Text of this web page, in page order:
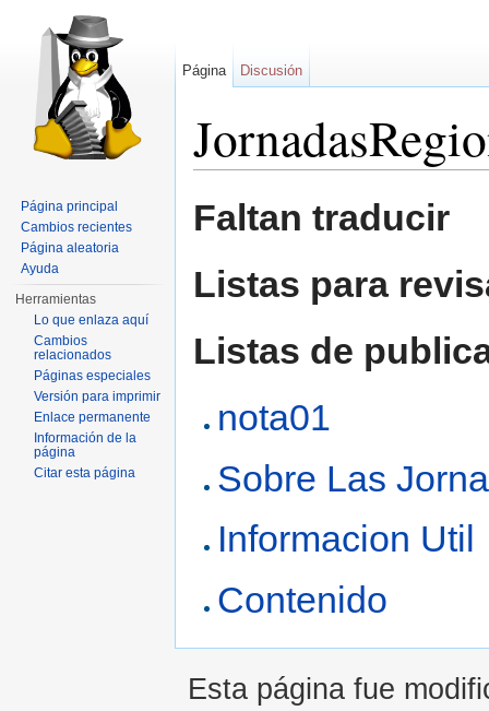
Faltan traducir
Listas para
Listas de
nota01
Sobre Las
Informacion Util
Contenido
Página Discusión
Página principal
Cambios recientes
Página aleatoria
Ayuda
Herramientas
Lo que enlaza aquí
Cambios
relacionados
Páginas especiales
Versión para imprimir
Enlace permanente
Información de la
página
Citar esta página
Esta página fue